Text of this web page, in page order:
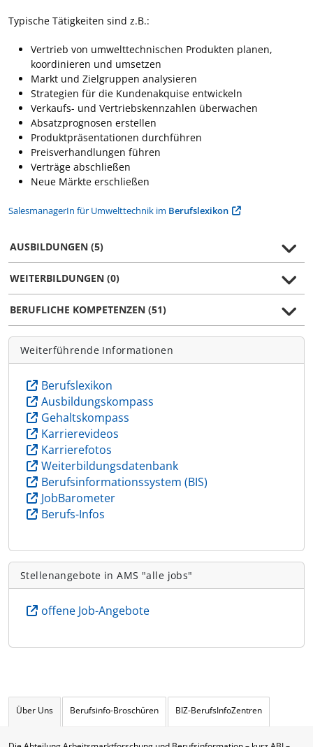
Typische Tätigkeiten sind z.B.:
Vertrieb von umwelttechnischen Produkten planen,
koordinieren und umsetzen
Markt und Zielgruppen analysieren
Strategien für die Kundenakquise entwickeln
Verkaufs- und Vertriebskennzahlen überwachen
Absatzprognosen erstellen
Produktpräsentationen durchführen
Preisverhandlungen führen
Verträge abschließen
Neue Märkte erschließen
SalesmanagerIn für Umwelttechnik im Berufslexikon
AUSBILDUNGEN (5)
WEITERBILDUNGEN (0)
BERUFLICHE KOMPETENZEN (51)
Weiterführende Informationen
Berufslexikon
Ausbildungskompass
Gehaltskompass
Karrierevideos
Karrierefotos
Weiterbildungsdatenbank
Berufsinformationssystem (BIS)
JobBarometer
Berufs-Infos
Stellenangebote in AMS "alle jobs"
offene Job-Angebote
Über Uns Berufsinfo-Broschüren BIZ-BerufsInfoZentren